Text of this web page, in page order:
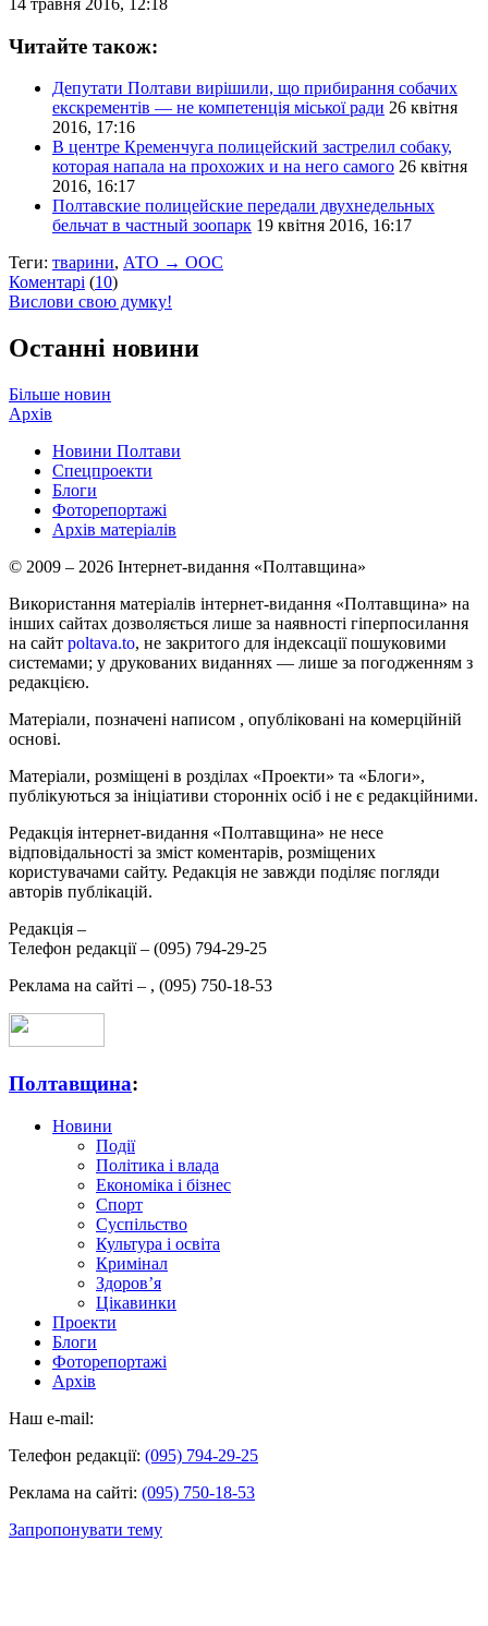
Читайте також:
Депутати Полтави вирішили, що прибирання собачих
екскрементів — не компетенція міської ради 26 квітня
2016, 17:16
В центре Кременчуга полицейский застрелил собаку,
которая напала на прохожих и на него самого 26 квітня
2016, 16:17
Полтавские полицейские передали двухнедельных
бельчат в частный зоопарк 19 квітня 2016, 16:17
Теги: тварини, АТО → ООС
Коментарі (10)
Вислови свою думку!
Останні новини
Більше новин
Архів
Новини Полтави
Спецпроекти
Блоги
Фоторепортажі
Архів матеріалів
© 2009 – 2026 Інтернет-видання «Полтавщина»
Використання матеріалів інтернет-видання «Полтавщина» на
інших сайтах дозволяється лише за наявності гіперпосилання
на сайт poltava.to, не закритого для індексації пошуковими
системами; у друкованих виданнях — лише за погодженням з
редакцією.
Матеріали, позначені написом , опубліковані на комерційній
основі.
Матеріали, розміщені в розділах «Проекти» та «Блоги»,
публікуються за ініціативи сторонніх осіб і не є редакційними.
Редакція інтернет-видання «Полтавщина» не несе
відповідальності за зміст коментарів, розміщених
користувачами сайту. Редакція не завжди поділяє погляди
авторів публікацій.
Редакція –
Телефон редакції – (095) 794-29-25
Реклама на сайті – , (095) 750-18-53
Полтавщина:
Новини
Події
Політика і влада
Економіка і бізнес
Спорт
Суспільство
Культура і освіта
Кримінал
Здоров’я
Цікавинки
Проекти
Блоги
Фоторепортажі
Архів
Наш e-mail:
Телефон редакції: (095) 794-29-25
Реклама на сайті: (095) 750-18-53
Запропонувати тему